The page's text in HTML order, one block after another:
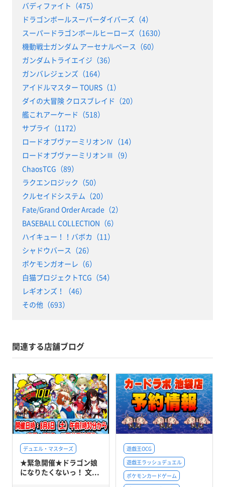
バディファイト（475）
ドラゴンボールスーパーダイバーズ（4）
スーパードラゴンボールヒーローズ（1630）
機動戦士ガンダム アーセナルベース（60）
ガンダムトライエイジ（36）
ガンバレジェンズ（164）
アイドルマスター TOURS（1）
ダイの大冒険 クロスブレイド（20）
艦これアーケード（518）
サプライ（1172）
ロードオブヴァーミリオンⅣ（14）
ロードオブヴァーミリオンⅢ（9）
ChaosTCG（89）
ラクエンロジック（50）
クルセイドシステム（20）
Fate/Grand Order Arcade（2）
BASEBALL COLLECTION（6）
ハイキュー！！バボカ（11）
シャドウバース（26）
ポケモンガオーレ（6）
白猫プロジェクトTCG（54）
レギオンズ！（46）
その他（693）
関連する店舗ブログ
デュエル・マスターズ
★緊急開催★ドラゴン娘
になりたくないっ！ 文...
遊戯王OCG
遊戯王ラッシュデュエル
ポケモンカードゲーム